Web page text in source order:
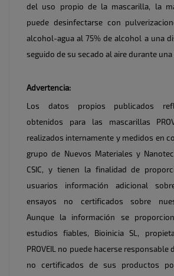
del uso propio de la mascarilla, la
puede desinfectarse con
alcohol-agua al 75% de alcohol a una
seguido de su secado al aire durante una
Advertencia:
Los datos propios publicados
obtenidos para las mascarillas
realizados internamente y medidos en
grupo de Nuevos Materiales y
CSIC, y tienen la finalidad de
usuarios información adicional
ensayos no certificados sobre
Aunque la información se
estudios fiables, Bioinicia SL,
PROVEIL no puede hacerse responsable
no certificados de sus productos